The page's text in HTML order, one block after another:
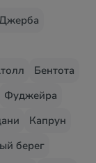
Бентота
Фуджейра
Капрун
берег